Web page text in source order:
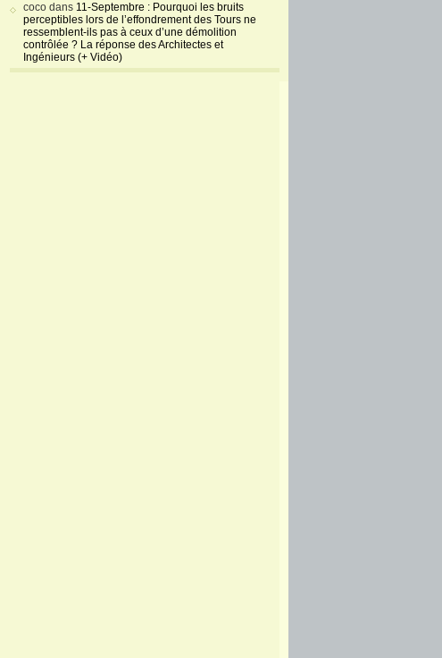
coco dans 11-Septembre : Pourquoi les bruits
perceptibles lors de l’effondrement des Tours ne
ressemblent-ils pas à ceux d’une démolition
contrôlée ? La réponse des Architectes et
Ingénieurs (+ Vidéo)